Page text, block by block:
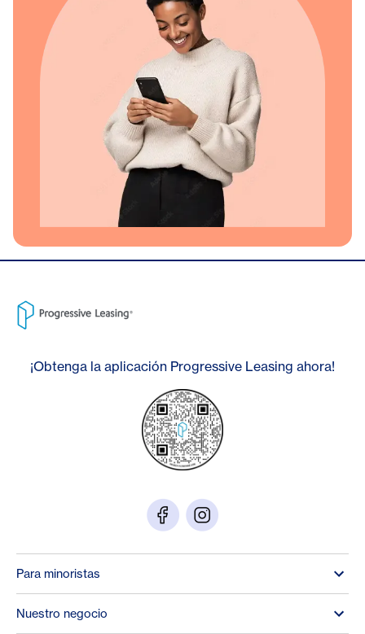
¡Obtenga la aplicación Progressive Leasing ahora!
Para minoristas
Nuestro negocio